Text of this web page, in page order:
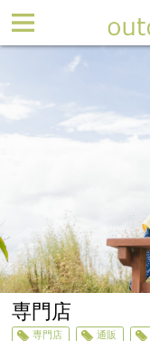
専門店
専門店 通販